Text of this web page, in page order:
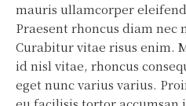
mauris ullamcorper
Praesent rhoncus diam nec
Curabitur vitae risus enim.
id nisl vitae, rhoncus
eget nunc varius varius.